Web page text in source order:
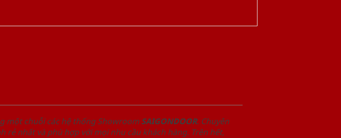
một chuỗi các hệ thống Showroom SAIGONDOOR. Chuyên
nhất và phù hợp với mọi nhu cầu khách hàng. Trên hết,